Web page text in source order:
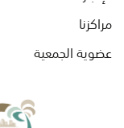
مراكزنا
عضوية الجمعية